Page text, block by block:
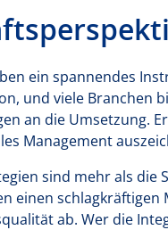
ein spannendes
und viele Branchen
an die Umsetzung.
Management
sind mehr als die
einen
ab. Wer die